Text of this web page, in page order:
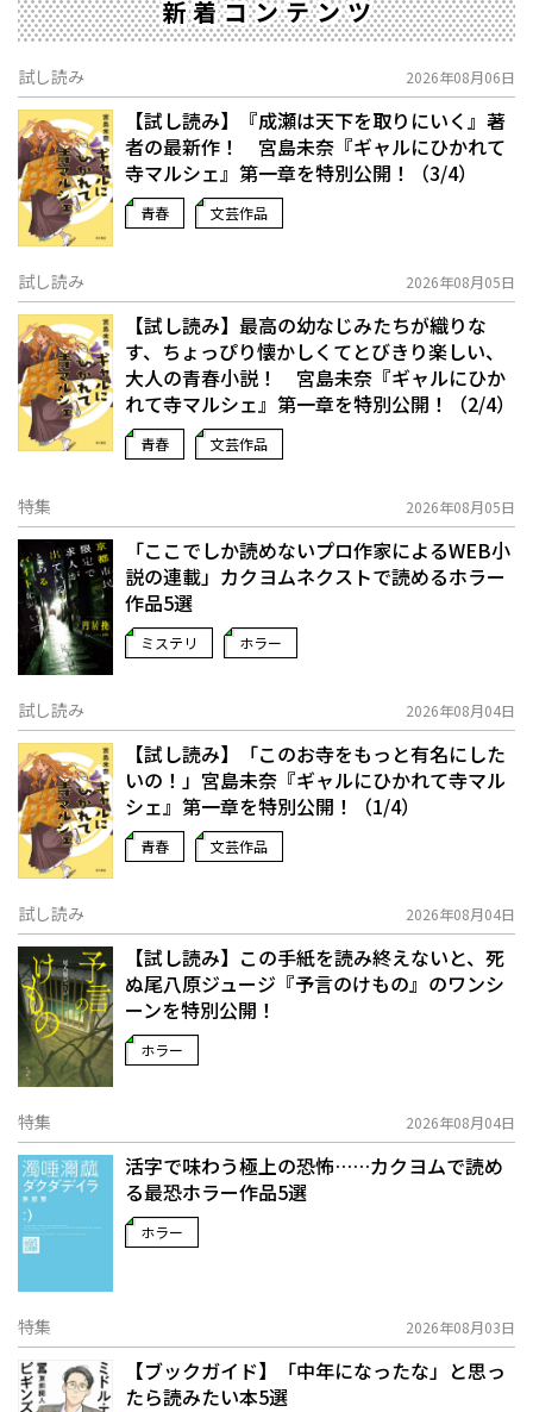
新着コンテンツ
試し読み 2026年08月06日
【試し読み】『成瀬は天下を取りにいく』著
者の最新作！ 宮島未奈『ギャルにひかれて
寺マルシェ』第一章を特別公開！（3/4）
青春 文芸作品
試し読み 2026年08月05日
【試し読み】最高の幼なじみたちが織りな
す、ちょっぴり懐かしくてとびきり楽しい、
大人の青春小説！ 宮島未奈『ギャルにひか
れて寺マルシェ』第一章を特別公開！（2/4）
青春 文芸作品
特集 2026年08月05日
「ここでしか読めないプロ作家によるWEB小
説の連載」――カクヨムネクストで読めるホラー
作品5選
ミステリ ホラー
試し読み 2026年08月04日
【試し読み】「このお寺をもっと有名にした
いの！」宮島未奈『ギャルにひかれて寺マル
シェ』第一章を特別公開！（1/4）
青春 文芸作品
試し読み 2026年08月04日
【試し読み】この手紙を読み終えないと、死
ぬ――尾八原ジュージ『予言のけもの』のワンシ
ーンを特別公開！
ホラー
特集 2026年08月04日
活字で味わう極上の恐怖……カクヨムで読め
る最恐ホラー作品5選
ホラー
特集 2026年08月03日
【ブックガイド】「中年になったな」と思っ
たら読みたい本5選